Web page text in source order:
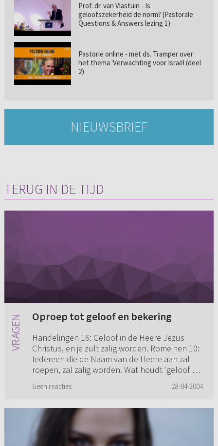
Prof. dr. van Vlastuin - Is
geloofszekerheid de norm? (Pastorale
Questions & Answers lezing 1)
Pastorie online - met ds. Tramper over
het thema 'Verwachting voor Israël (deel
2)
NIEUWSBRIEF
TERUG IN DE TIJD
Oproep tot geloof en bekering
Handelingen 16: Geloof in de Heere Jezus
Christus, en je zult zalig worden. Romeinen 10:
Iedereen die de Naam van de Heere aan zal
roepen, zal zalig worden. Wat houdt 'geloof'
Geen reacties 28-04-2004